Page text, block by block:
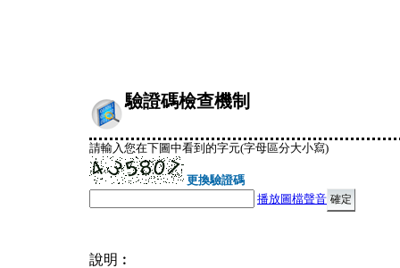
驗證碼檢查機制
請輸入您在下圖中看到的字元(字母區分大小寫)
更換驗證碼
播放圖檔聲音
說明︰